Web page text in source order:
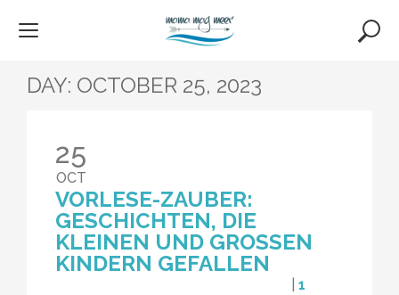
DAY: OCTOBER 25, 2023
25
OCT
VORLESE-ZAUBER:
GESCHICHTEN, DIE
KLEINEN UND GROSSEN K
INDERN GEFALLEN
1